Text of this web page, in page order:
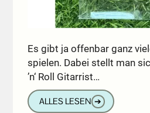
Es gibt ja offenbar ganz
spielen. Dabei stellt man
’n‘ Roll Gitarrist…
ALLES LESEN ➔